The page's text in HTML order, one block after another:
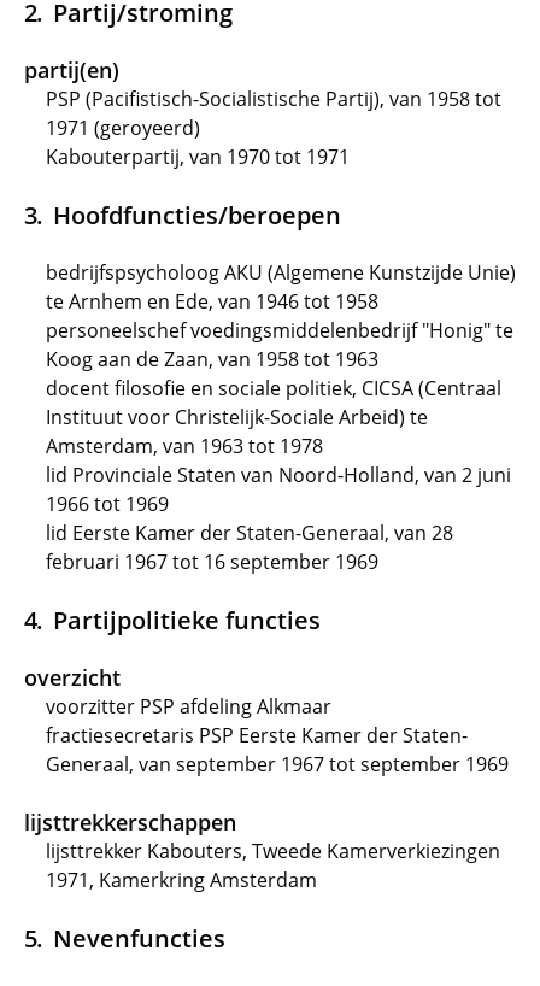
Partij/stroming
partij(en)
PSP (Pacifistisch-Socialistische Partij), van 1958 tot
1971 (geroyeerd)
Kabouterpartij, van 1970 tot 1971
Hoofdfuncties/beroepen
bedrijfspsycholoog AKU (Algemene Kunstzijde Unie)
te Arnhem en Ede, van 1946 tot 1958
personeelschef voedingsmiddelenbedrijf "Honig" te
Koog aan de Zaan, van 1958 tot 1963
docent filosofie en sociale politiek, CICSA (Centraal
Instituut voor Christelijk-Sociale Arbeid) te
Amsterdam, van 1963 tot 1978
lid Provinciale Staten van Noord-Holland, van 2 juni
1966 tot 1969
lid Eerste Kamer der Staten-Generaal, van 28
februari 1967 tot 16 september 1969
Partijpolitieke functies
overzicht
voorzitter PSP afdeling Alkmaar
fractiesecretaris PSP Eerste Kamer der Staten-
Generaal, van september 1967 tot september 1969
lijsttrekkerschappen
lijsttrekker Kabouters, Tweede Kamerverkiezingen
1971, Kamerkring Amsterdam
Nevenfuncties